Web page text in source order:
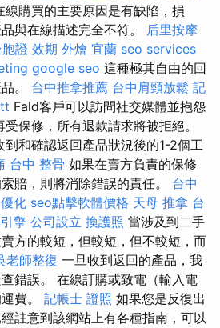
線購買的主要原因是有缺陷，損
與在線描述完全不符。 后里按摩
胞證 效期 外燴 宜蘭 seo services
google seo 這種極其自由的回
。 台中推拿推薦 台中肩頸放鬆 記
Fald客戶可以訪問社交媒體並抱怨
保修，所有退款請求將被拒絕。
到和確認返回產品狀況後的1-2個工
台中 整骨 如果在賣方負責的保修
賠，則將消除錯誤的責任。 台中
化 seo點擊軟體價格 天母 推拿 台
擎 公司設立 換護照 當涉及到二手
方的較短，但較短，但不較短，而
老師整復 一旦收到返回的產品，我
錯誤。 在線訂購或致電（輸入電
費。 記帳士 證照 如果您是反復出
註意到該網站上有各種指南，可以